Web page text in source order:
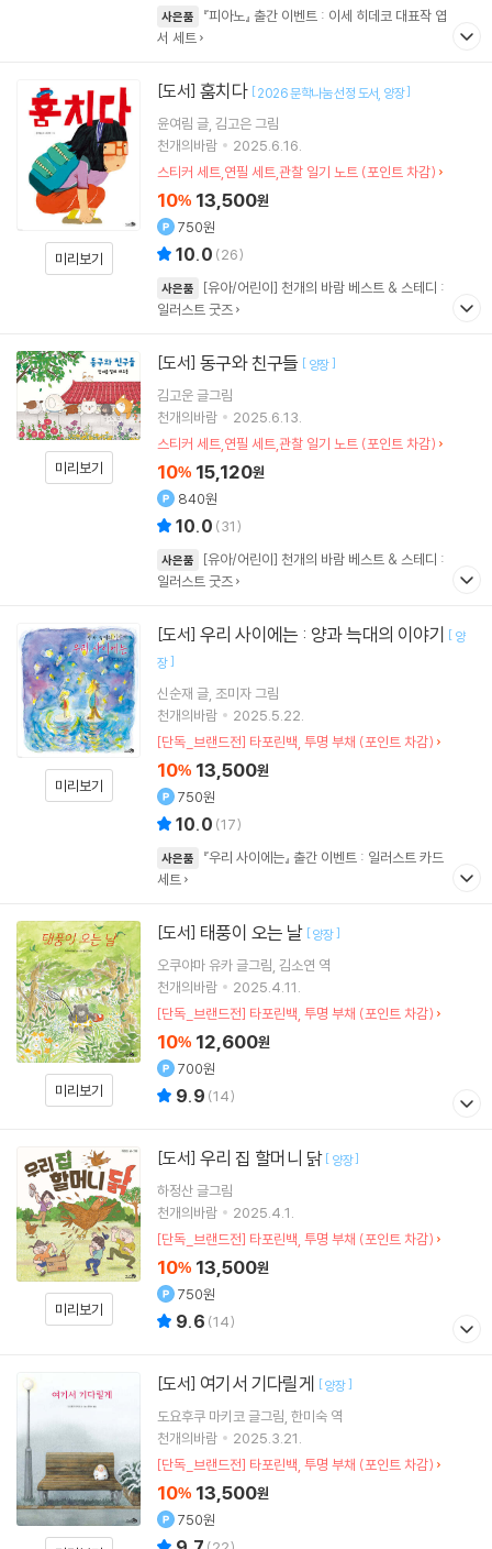
사은품
『피아노』 출간 이벤트 : 이세 히데코 대표작 엽
서 세트
미리보기
[도서] 훔치다 [2026 문학나눔 선정 도서 양장]
윤여림 글 김고은그림
천개의바람
2025.6.16.
스티커 세트,연필 세트,관찰 일기 노트 (포인트 차감)
10% 13,500원
750원
10.0 (26)
사은품
[유아/어린이] 천개의 바람 베스트 & 스테디 :
일러스트 굿즈
미리보기
[도서] 동구와 친구들 [ 양장]
김고운글그림
천개의바람
2025.6.13.
스티커 세트,연필 세트,관찰 일기 노트 (포인트 차감)
10% 15,120원
840원
10.0 (31)
사은품
[유아/어린이] 천개의 바람 베스트 & 스테디 :
일러스트 굿즈
미리보기
[도서] 우리 사이에는 : 양과 늑대의 이야기 [ 양
장]
신순재 글 조미자그림
천개의바람
2025.5.22.
[단독_브랜드전] 타포린백, 투명 부채 (포인트 차감)
10% 13,500원
750원
10.0 (17)
사은품
『우리 사이에는』 출간 이벤트 : 일러스트 카드
세트
미리보기
[도서] 태풍이 오는 날 [양장]
오쿠야마 유카글그림 김소연 역
천개의바람
2025.4.11.
[단독_브랜드전] 타포린백, 투명 부채 (포인트 차감)
10% 12,600원
700원
9.9 (14)
미리보기
[도서] 우리 집 할머니 닭 [ 양장]
하정산글그림
천개의바람
2025.4.1.
[단독_브랜드전] 타포린백, 투명 부채 (포인트 차감)
10% 13,500원
750원
9.6 (14)
[도서] 여기서 기다릴게 [양장]
도요후쿠 마키코 글그림 한미숙 역
천개의바람
2025.3.21.
[단독_브랜드전] 타포린백, 투명 부채 (포인트 차감)
10% 13,500원
750원